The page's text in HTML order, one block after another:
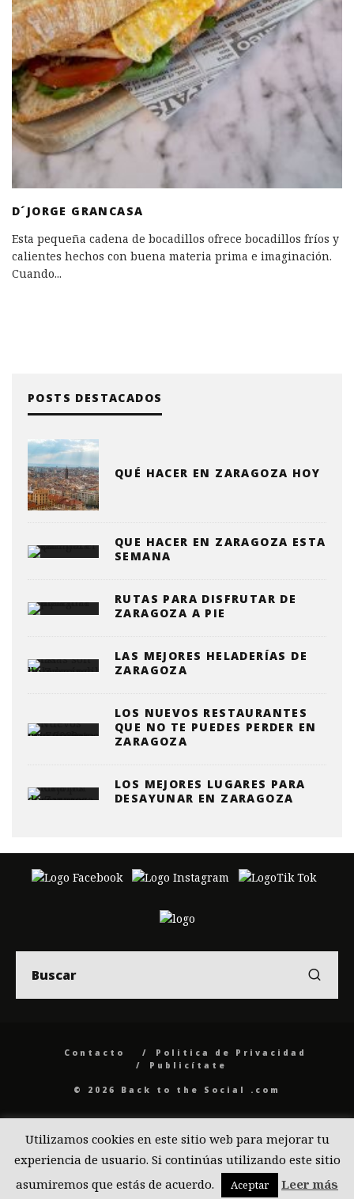
D´JORGE GRANCASA
Esta pequeña cadena de bocadillos ofrece bocadillos fríos y
calientes hechos con buena materia prima e imaginación.
Cuando...
POSTS DESTACADOS
QUÉ HACER EN ZARAGOZA HOY
QUE HACER EN ZARAGOZA ESTA
SEMANA
RUTAS PARA DISFRUTAR DE
ZARAGOZA A PIE
LAS MEJORES HELADERÍAS DE
ZARAGOZA
LOS NUEVOS RESTAURANTES
QUE NO TE PUEDES PERDER EN
ZARAGOZA
LOS MEJORES LUGARES PARA
DESAYUNAR EN ZARAGOZA
Contacto
Politica de Privacidad
Publicítate
© 2026 Back to the Social .com
Utilizamos cookies en este sitio web para mejorar tu
experiencia de usuario. Si continúas utilizando este sitio
asumiremos que estás de acuerdo.
Aceptar Leer más